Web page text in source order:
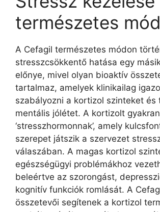
természetes
A Cefagil természetes módon
stresszcsökkentő hatása egy
előnye, mivel olyan bioaktív
tartalmaz, amelyek klinikailag
szabályozni a kortizol szinteket és
mentális jólétet. A kortizolt
‘stresszhormonnak’, amely
szerepet játszik a szervezet
válaszában. A magas kortizol
egészségügyi problémákhoz
beleértve az szorongást,
kognitív funkciók romlását. A
összetevői segítenek a kortizol